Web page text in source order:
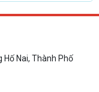
Hố Nai, Thành Phố